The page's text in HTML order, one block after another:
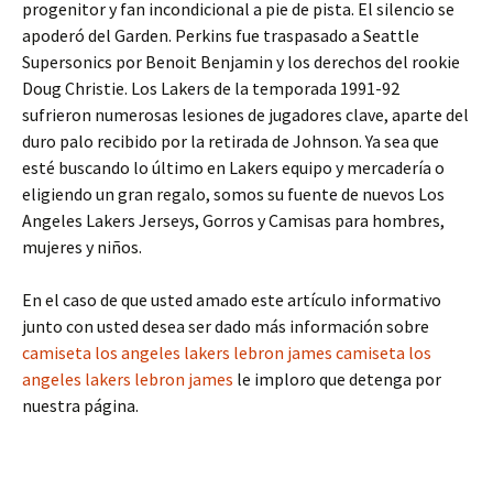
progenitor y fan incondicional a pie de pista. El silencio se
apoderó del Garden. Perkins fue traspasado a Seattle
Supersonics por Benoit Benjamin y los derechos del rookie
Doug Christie. Los Lakers de la temporada 1991-92
sufrieron numerosas lesiones de jugadores clave, aparte del
duro palo recibido por la retirada de Johnson. Ya sea que
esté buscando lo último en Lakers equipo y mercadería o
eligiendo un gran regalo, somos su fuente de nuevos Los
Angeles Lakers Jerseys, Gorros y Camisas para hombres,
mujeres y niños.
En el caso de que usted amado este artículo informativo
junto con usted desea ser dado más información sobre
camiseta los angeles lakers lebron james camiseta los
angeles lakers lebron james le imploro que detenga por
nuestra página.